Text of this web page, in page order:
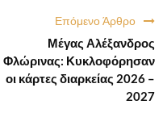
Επόμενο Άρθρο
Μέγας Αλέξανδρος
Φλώρινας: Κυκλοφόρησαν
οι κάρτες διαρκείας 2026 –
2027